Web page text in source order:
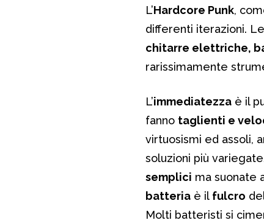
L’Hardcore Punk,
differenti iterazioni.
chitarre elettriche,
rarissimamente
L’immediatezza è il
fanno taglienti e
virtuosismi ed assoli,
soluzioni più
semplici ma suonate
batteria è il fulcro
Molti batteristi si